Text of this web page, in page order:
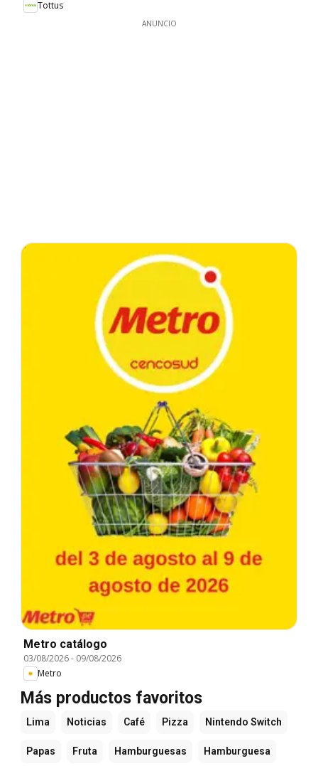
Tottus
ANUNCIO
Metro catálogo
03/08/2026- 09/08/2026
Metro
Más productos favoritos
Lima Noticias Café Pizza Nintendo Switch
Papas Fruta Hamburguesas Hamburguesa